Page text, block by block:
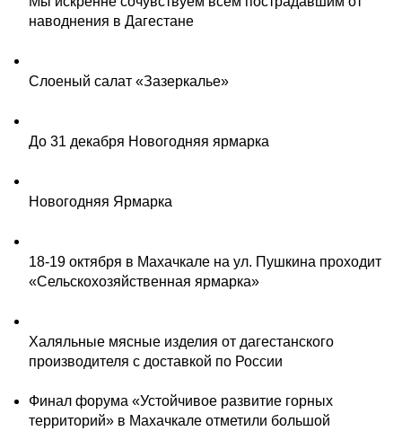
наводнения в Дагестане
Слоеный салат «Зазеркалье»
До 31 декабря Новогодняя ярмарка
Новогодняя Ярмарка
18-19 октября в Махачкале на ул. Пушкина проходит
«Сельскохозяйственная ярмарка»
Халяльные мясные изделия от дагестанского
производителя с доставкой по России
Финал форума «Устойчивое развитие горных
территорий» в Махачкале отметили большой